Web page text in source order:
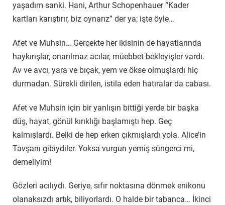
yaşadım sanki. Hani, Arthur Schopenhauer “Kader
kartları karıştırır, biz oynarız” der ya; işte öyle…
Afet ve Muhsin… Gerçekte her ikisinin de hayatlarında
haykırışlar, onarılmaz acılar, müebbet bekleyişler vardı.
Av ve avcı, yara ve bıçak, yem ve ökse olmuşlardı hiç
durmadan. Sürekli dirilen, istila eden hatıralar da cabası.
Afet ve Muhsin için bir yanlışın bittiği yerde bir başka
düş, hayat, gönül kırıklığı başlamıştı hep. Geç
kalmışlardı. Belki de hep erken çıkmışlardı yola. Alice’in
Tavşanı gibiydiler. Yoksa vurgun yemiş süngerci mi,
demeliyim!
Gözleri acılıydı. Geriye, sıfır noktasına dönmek enikonu
olanaksızdı artık, biliyorlardı. O halde bir tabanca… İkinci